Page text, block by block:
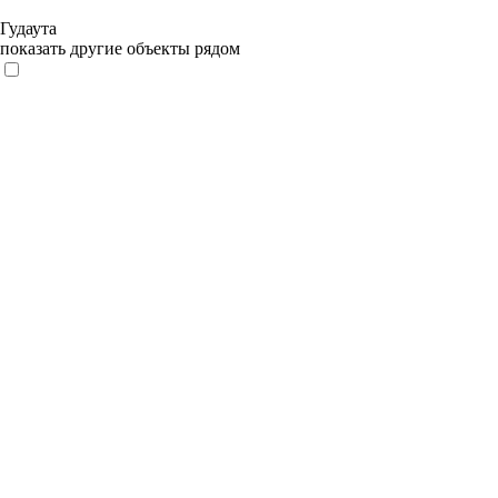
Гудаута
показать другие объекты рядом